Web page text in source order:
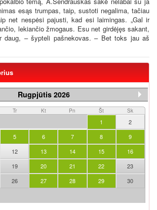
esąs trumpas, taip, sustoti negalima, tačiau
net nespėsi pajusti, kad esi laimingas. „Gal ir
lekiančio žmogaus. Esu net girdėjęs sakant,
daug, – šypteli pašnekovas. – Bet toks jau aš
Rugpjūtis 2026
Tr Kt Pn Št Sk
1
2
5 6 7 8
9
12 13 14 15
16
19 20 21 22
23
26 27 28 29
30